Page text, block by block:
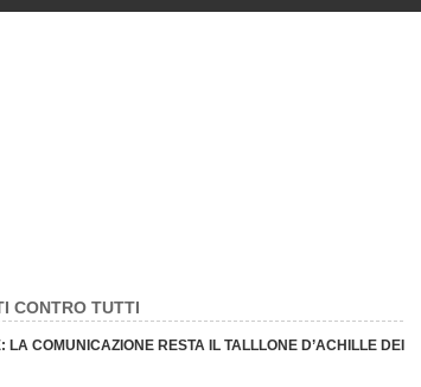
CONTRO TUTTI
LA COMUNICAZIONE RESTA IL TALLLONE D’ACHILLE DEI